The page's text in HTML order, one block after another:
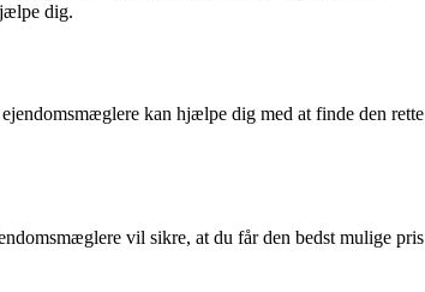
dig.
kan hjælpe dig med at finde den rette
vil sikre, at du får den bedst mulige pris